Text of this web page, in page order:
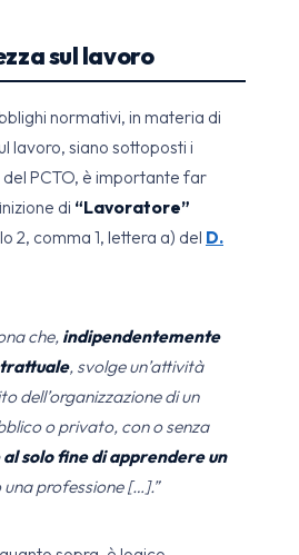
sul lavoro
normativi, in materia di
lavoro, siano sottoposti i
del PCTO, è importante far
di “Lavoratore”
2, comma 1, lettera a) del D.
che, indipendentemente
, svolge un’attività
dell’organizzazione di un
o privato, con o senza
al solo fine di apprendere un
una professione […].”